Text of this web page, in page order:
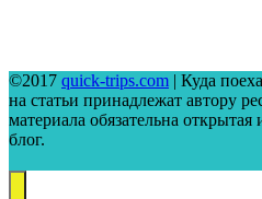
©2017 quick-trips.com | Куда
на статьи принадлежат автору
материала обязательна
блог.